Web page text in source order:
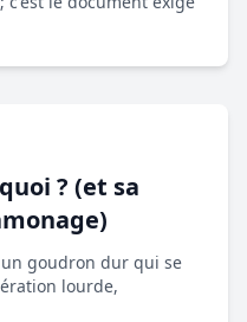
? (et sa
goudron dur qui se
lourde,